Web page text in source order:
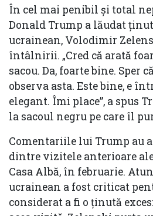
În cel mai penibil și total
Donald Trump a lăudat
ucrainean, Volodimir
întâlnirii. „Cred că arată
sacou. Da, foarte bine. Sper
observa asta. Este bine, e
elegant. Îmi place”, a spus
la sacoul negru pe care îl
Comentariile lui Trump au
dintre vizitele anterioare
Casa Albă, în februarie.
ucrainean a fost criticat
considerat a fi o ținută